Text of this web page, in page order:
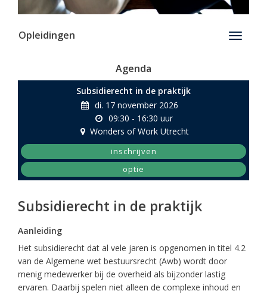
Toggle
Opleidingen
Agenda
Subsidierecht in de praktijk
di. 17 november 2026
09:30 - 16:30 uur
Wonders of Work Utrecht
inschrijven
optie
Subsidierecht in de praktijk
Aanleiding
Het subsidierecht dat al vele jaren is opgenomen in titel 4.2
van de Algemene wet bestuursrecht (Awb) wordt door
menig medewerker bij de overheid als bijzonder lastig
ervaren. Daarbij spelen niet alleen de complexe inhoud en